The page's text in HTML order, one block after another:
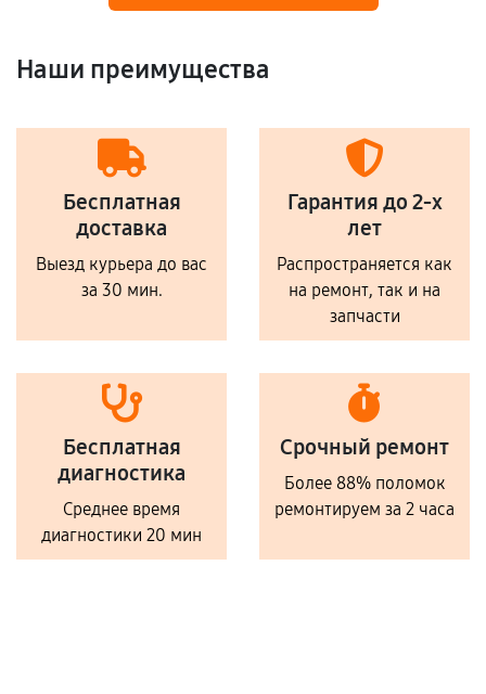
Наши преимущества
Бесплатная
доставка
Выезд курьера до вас
за 30 мин.
Гарантия до 2-х
лет
Распространяется как
на ремонт, так и на
запчасти
Бесплатная
диагностика
Среднее время
диагностики 20 мин
Срочный ремонт
Более 88% поломок
ремонтируем за 2 часа